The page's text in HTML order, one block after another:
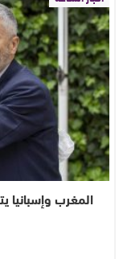
المغرب وإسبانيا